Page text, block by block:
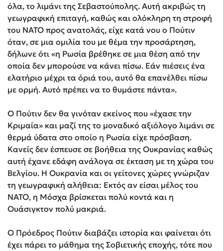
όλα, το λιμάνι της Σεβαστούπολης. Αυτή ακριβώς τη
γεωγραφική επιταγή, καθώς και ολόκληρη τη στροφή
του ΝΑΤΟ προς ανατολάς, είχε κατά νου ο Πούτιν
όταν, σε μια ομιλία του με θέμα την προσάρτηση,
δήλωνε ότι «η Ρωσία βρέθηκε σε μια θέση από την
οποία δεν μπορούσε να κάνει πίσω. Εάν πιέσεις ένα
ελατήριο μέχρι τα όριά του, αυτό θα επανέλθει πίσω
με ορμή. Αυτό πρέπει να το θυμάστε πάντα».
Ο Πούτιν δεν θα γινόταν εκείνος που «έχασε την
Κριμαία» και μαζί της το μοναδικό αξιόλογο λιμάνι σε
θερμά ύδατα στο οποίο η Ρωσία είχε πρόσβαση.
Κανείς δεν έσπευσε σε βοήθεια της Ουκρανίας καθώς
αυτή έχανε εδάφη ανάλογα σε έκταση με τη χώρα του
Βελγίου. Η Ουκρανία και οι γείτονες χώρες γνώριζαν
τη γεωγραφική αλήθεια: Εκτός αν είσαι μέλος του
ΝΑΤΟ, η Μόσχα βρίσκεται πολύ κοντά και η
Ουάσιγκτον πολύ μακριά.
Ο Πρόεδρος Πούτιν διαβάζει ιστορία και φαίνεται ότι
έχει πάρει το μάθημα της Σοβιετικής εποχής, τότε που